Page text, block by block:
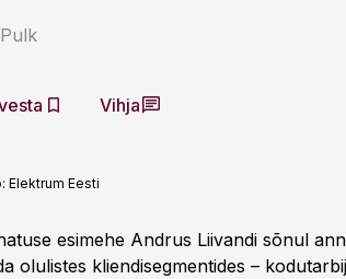
Vihja
Elektrum Eesti
esimehe Andrus Liivandi sõnul
olulistes kliendisegmentides –